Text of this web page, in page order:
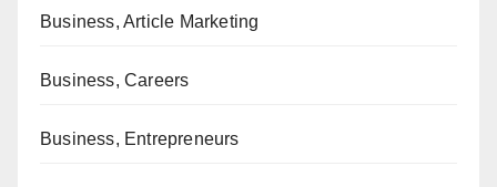
Business, Article Marketing
Business, Careers
Business, Entrepreneurs